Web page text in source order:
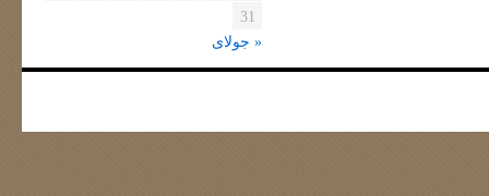
31
« جولای